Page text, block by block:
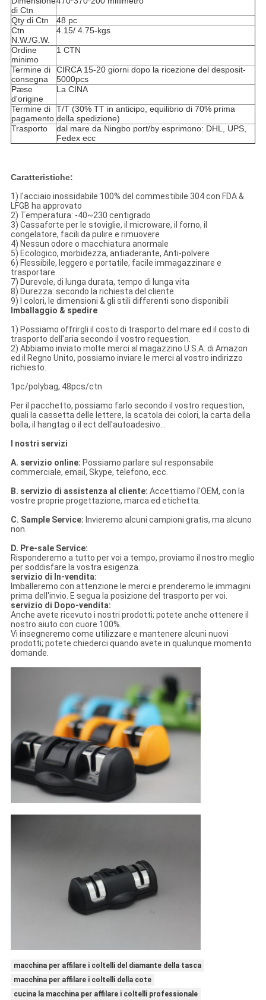
di Ctn
Qty di Ctn
48 pc
Ctn
N.W./G.W.
4.15/ 4.75-kgs
Ordine
minimo
1 CTN
Termine di
consegna
CIRCA 15-20 giorni dopo la ricezione del desposit-
5000pcs
Pæse
d'origine
La CINA
Termine di
pagamento
T/T (30% TT in anticipo, equilibrio di 70% prima
della spedizione)
Trasporto
dal mare da Ningbo port/by esprimono: DHL, UPS,
Fedex ecc
Caratteristiche:
1) l'acciaio inossidabile 100% del commestibile 304 con FDA &
LFGB ha approvato
2) Temperatura: -40~230 centigrado
3) Cassaforte per le stoviglie, il microware, il forno, il
congelatore, facili da pulire e rimuovere
4) Nessun odore o macchiatura anormale
5) Ecologico, morbidezza, antiaderante, Anti-polvere
6) Flessibile, leggero e portatile, facile immagazzinare e
trasportare
7) Durevole, di lunga durata, tempo di lunga vita
8) Durezza: secondo la richiesta del cliente
9) I colori, le dimensioni & gli stili differenti sono disponibili
Imballaggio & spedire
1) Possiamo offrirgli il costo di trasporto del mare ed il costo di
trasporto dell'aria secondo il vostro requestion.
2) Abbiamo inviato molte merci al magazzino U.S.A. di Amazon
ed il Regno Unito, possiamo inviare le merci al vostro indirizzo
richiesto.
1pc/polybag, 48pcs/ctn
Per il pacchetto, possiamo farlo secondo il vostro requestion,
quali la cassetta delle lettere, la scatola dei colori, la carta della
bolla, il hangtag o il ect dell'autoadesivo…
I nostri servizi
A. servizio online: Possiamo parlare sul responsabile
commerciale, email, Skype, telefono, ecc.
B. servizio di assistenza al cliente: Accettiamo l'OEM, con la
vostre proprie progettazione, marca ed etichetta.
C. Sample Service: Invieremo alcuni campioni gratis, ma alcuno
non.
D. Pre-sale Service:
Risponderemo a tutto per voi a tempo, proviamo il nostro meglio
per soddisfare la vostra esigenza.
servizio di In-vendita:
Imballeremo con attenzione le merci e prenderemo le immagini
prima dell'invio. E segua la posizione del trasporto per voi.
servizio di Dopo-vendita:
Anche avete ricevuto i nostri prodotti; potete anche ottenere il
nostro aiuto con cuore 100%.
Vi insegneremo come utilizzare e mantenere alcuni nuovi
prodotti; potete chiederci quando avete in qualunque momento
domande.
macchina per affilare i coltelli del diamante della tasca
macchina per affilare i coltelli della cote
cucina la macchina per affilare i coltelli professionale